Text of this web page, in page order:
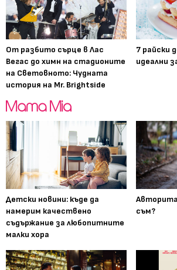
От разбито сърце в Лас
Вегас до химн на стадионите
на Световното: Чудната
история на Mr. Brightside
7 райски
идеални
Детски новини: къде да
намерим качествено
съдържание за любопитните
малки хора
съм?